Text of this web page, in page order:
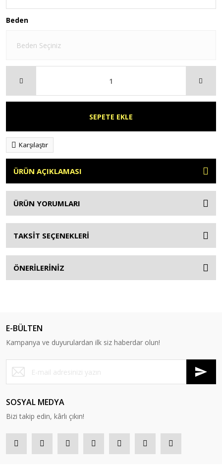
Beden
SEPETE EKLE
Karşılaştır
ÜRÜN AÇIKLAMASI
ÜRÜN YORUMLARI
TAKSİT SEÇENEKLERİ
ÖNERİLERİNİZ
E-BÜLTEN
Kampanya ve duyurulardan ilk siz haberdar olun!
SOSYAL MEDYA
Bizi takip edin, kârlı çıkın!